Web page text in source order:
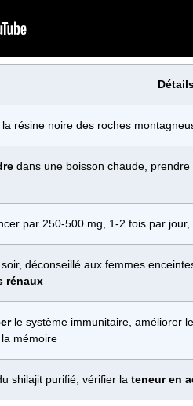
la résine noire des roches
dans une boisson chaude,
par 250-500 mg, 1-2 fois par jour,
déconseillé aux femmes
rénaux
le système immunitaire, améliorer
mémoire
shilajit purifié, vérifier la teneur en